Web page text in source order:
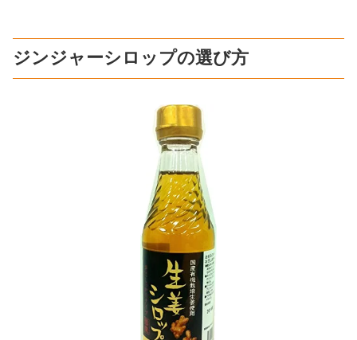
ジンジャーシロップの選び方